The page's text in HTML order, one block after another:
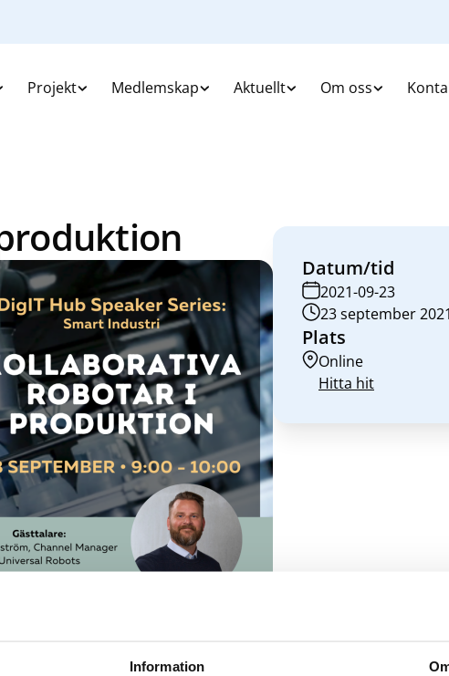
Information
Projekt Medlemskap Aktuellt Om oss
dem inom tillverkning och
produktionsutrustning.
Datum/tid
2021-09-23
23 september
Plats
Online
Hitta hit